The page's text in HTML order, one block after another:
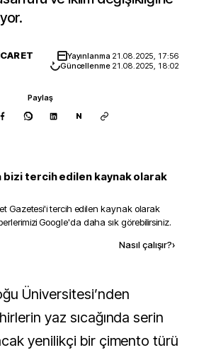
Yayınlanma 21.08.2025, 17:56
Güncellenme 21.08.2025, 18:02
Paylaş
N
bizi tercih edilen kaynak olarak
Gazetesi'i tercih edilen kaynak olarak
Google'da daha sık görebilirsiniz.
Nasıl çalışır?›
yaz sıcağında serin
yenilikçi bir çimento türü